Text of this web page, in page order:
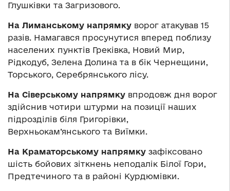
Глушківки та Загризового.
На Лиманському напрямку ворог атакував 15
разів. Намагався просунутися вперед поблизу
населених пунктів Греківка, Новий Мир,
Рідкодуб, Зелена Долина та в бік Чернещини,
Торського, Серебрянського лісу.
На Сіверському напрямку впродовж дня ворог
здійснив чотири штурми на позиції наших
підрозділів біля Григорівки,
Верхньокам’янського та Виїмки.
На Краматорському напрямку зафіксовано
шість бойових зіткнень неподалік Білої Гори,
Предтечиного та в районі Курдюмівки.